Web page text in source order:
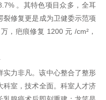
。其特色项目众多，全耳
修复更是成为卫健委示范项
，疤痕修复 1200 元 /cm²，
实力非凡。该中心整合了整形
科室，技术全面。科室人才济